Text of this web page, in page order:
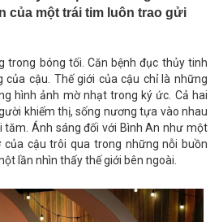
của một trái tim luôn trao gửi
trong bóng tối. Căn bệnh đục thủy tinh
của cậu. Thế giới của cậu chỉ là những
hình ảnh mờ nhạt trong ký ức. Cả hai
khiếm thị, sống nương tựa vào nhau
Ánh sáng đối với Bình An như một
của cậu trôi qua trong những nỗi buồn
lần nhìn thấy thế giới bên ngoài.